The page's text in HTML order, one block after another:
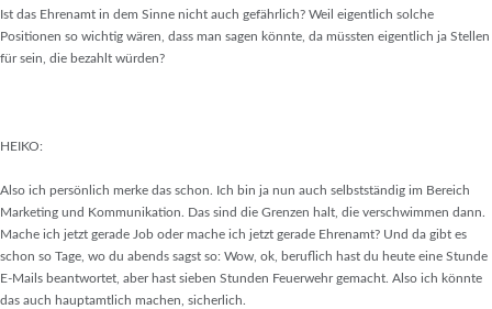
Ist das Ehrenamt in dem Sinne nicht auch gefährlich? Weil eigentlich solche
Positionen so wichtig wären, dass man sagen könnte, da müssten eigentlich ja Stellen
für sein, die bezahlt würden?
HEIKO:
Also ich persönlich merke das schon. Ich bin ja nun auch selbstständig im Bereich
Marketing und Kommunikation. Das sind die Grenzen halt, die verschwimmen dann.
Mache ich jetzt gerade Job oder mache ich jetzt gerade Ehrenamt? Und da gibt es
schon so Tage, wo du abends sagst so: Wow, ok, beruflich hast du heute eine Stunde
E-Mails beantwortet, aber hast sieben Stunden Feuerwehr gemacht. Also ich könnte
das auch hauptamtlich machen, sicherlich.